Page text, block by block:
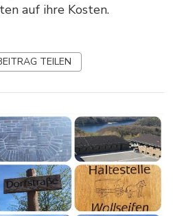
auf ihre Kosten.
TEILEN